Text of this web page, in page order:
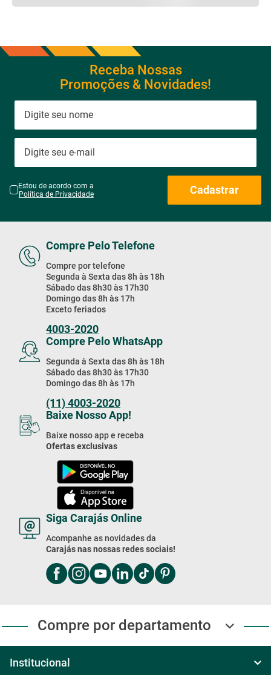
Receba Nossas
Promoções & Novidades!
Estou de acordo com a
Política de Privacidade
Cadastrar
Compre Pelo Telefone
Compre por telefone
Segunda à Sexta das 8h às 18h
Sábado das 8h30 às 17h30
Domingo das 8h às 17h
Exceto feriados
4003-2020
Compre Pelo WhatsApp
Segunda à Sexta das 8h às 18h
Sábado das 8h30 às 17h30
Domingo das 8h às 17h
(11) 4003-2020
Baixe Nosso App!
Baixe nosso app e receba
Ofertas exclusivas
Siga Carajás Online
Acompanhe as novidades da
Carajás nas nossas redes sociais!
Compre por departamento
Institucional